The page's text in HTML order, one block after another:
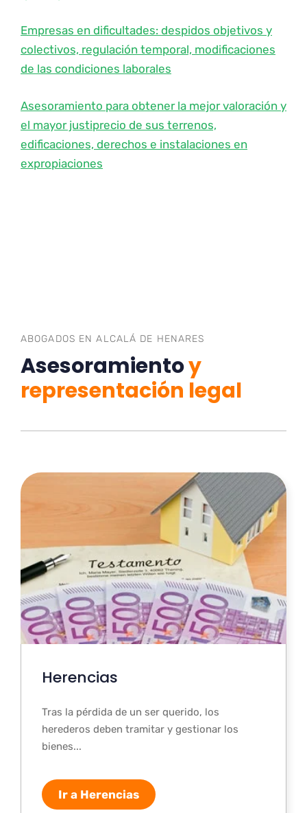
Empresas en dificultades: despidos objetivos y
colectivos, regulación temporal, modificaciones
de las condiciones laborales
Asesoramiento para obtener la mejor valoración y
el mayor justiprecio de sus terrenos,
edificaciones, derechos e instalaciones en
expropiaciones
ABOGADOS EN ALCALÁ DE HENARES
Asesoramientoy
representación legal
Herencias
Tras la pérdida de un ser querido, los
herederos deben tramitar y gestionar los
bienes...
Ir a Herencias